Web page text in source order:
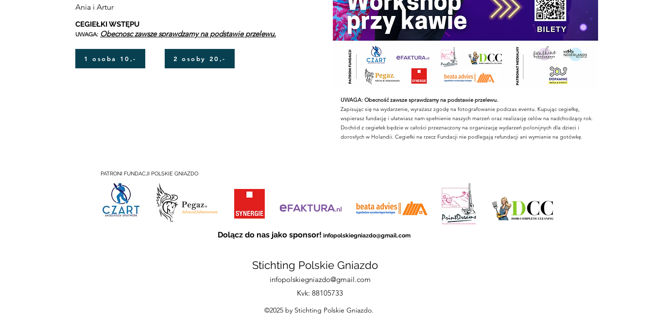
Ania i Artur
CEGIEŁKI WSTĘPU
UWAGA: Obecnosc zawsze sprawdzamy na podstawie przelewu.
1 osoba 10,- 2 osoby 20,-
UWAGA: Obecność zawsze sprawdzamy na podstawie przelewu.
Zapisując się na wydarzenie, wyrażasz zgodę na fotografowanie podczas eventu. Kupując cegiełkę,
wspierasz fundację i ułatwiasz nam spełnienie naszych marzeń oraz realizację celów na nadchodzący rok.
Dochód z cegiełek będzie w całości przeznaczony na organizację wydarzeń polonijnych dla dzieci i
dorosłych w Holandii. Cegiełki na rzecz Fundacji nie podlegają refundacji ani wymianie na gotówkę.
PATRONI FUNDACJI POLSKIE GNIAZDO
Dolącz do nas jako sponsor! infopolskiegniazdo@gmail.com
Stichting Polskie Gniazdo
infopolskiegniazdo@gmail.com
Kvk: 88105733
©2025 by Stichting Polskie Gniazdo.